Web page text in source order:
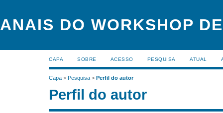
ANAIS DO WORKSHOP
CAPA SOBRE ACESSO PESQUISA ATUAL
Capa > Pesquisa > Perfil do autor
Perfil do autor